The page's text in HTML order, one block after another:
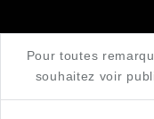
Pour toutes
souhaitez voir